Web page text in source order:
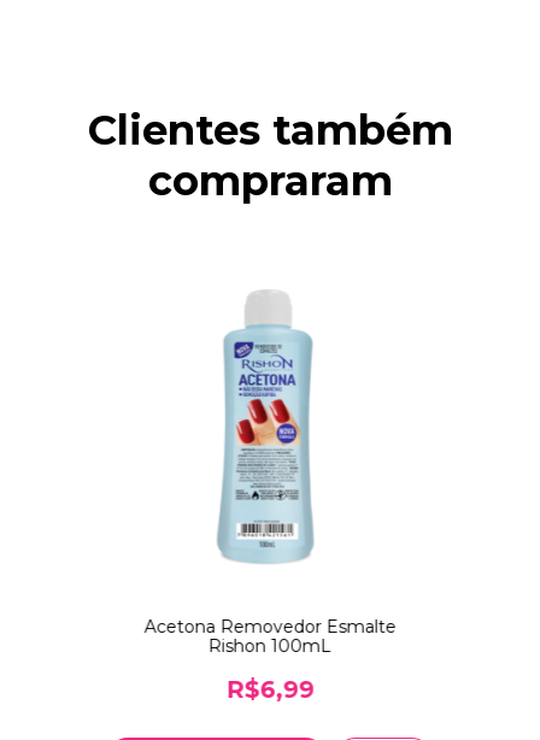
Clientes também
compraram
Acetona Removedor Esmalte
Rishon 100mL
R$6,99